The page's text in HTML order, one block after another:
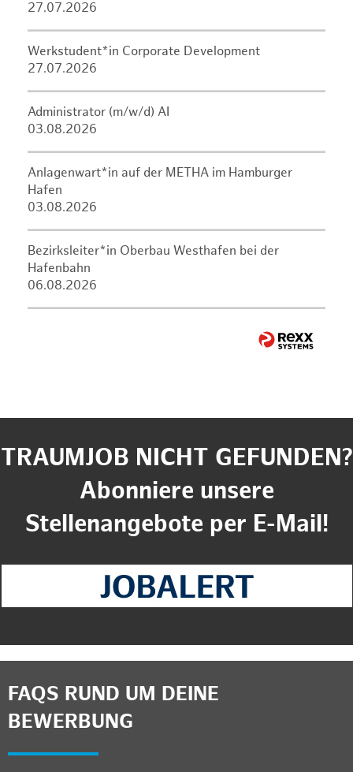
27.07.2026
Werkstudent*in Corporate Development
27.07.2026
Administrator (m/w/d) AI
03.08.2026
Anlagenwart*in auf der METHA im Hamburger
Hafen
03.08.2026
Bezirksleiter*in Oberbau Westhafen bei der
Hafenbahn
06.08.2026
TRAUMJOB NICHT GEFUNDEN?
Abonniere unsere
Stellenangebote per E-Mail!
FAQS RUND UM DEINE
BEWERBUNG